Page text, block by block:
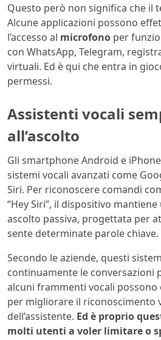
Questo però non significa che il
Alcune applicazioni possono
l’accesso al microfono per
con WhatsApp, Telegram,
virtuali. Ed è qui che entra in
permessi.
Assistenti vocali
all’ascolto
Gli smartphone Android e
sistemi vocali avanzati come
Siri. Per riconoscere comandi
“Hey Siri”, il dispositivo
ascolto passiva, progettata per
sente determinate parole chiave.
Secondo le aziende, questi
continuamente le conversazioni
alcuni frammenti vocali possono
per migliorare il riconoscimento
dell’assistente. Ed è proprio
molti utenti a voler limitare o